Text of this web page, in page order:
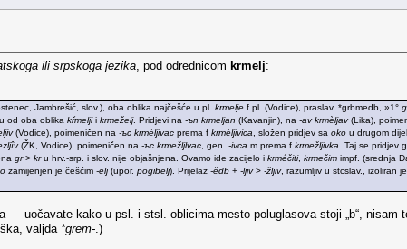
ili srpskoga jezika , pod odrednicom krmelj:
Jambrešić, slov.), oba oblika najčešće u pl. krmelje f pl. (Vodice), praslav. *grbmedb, »1°
od oba oblika křmeljii krmeželj. Pridjevi na -ъn krmeljan (Kavanjin), na -av krmèljav(Lika),
(Vodice), poimeničen na -ъс krmèljivac prema f krmèljivica , složen pridjev sa oko u drugom
(ŽK, Vodice), poimeničen na -ъс krmežljlvac , gen. -ivca m prema f krmežljivka . Taj se pridjev
gr> kru hrv.-srp. i slov. nije objašnjena. Ovamo ide zacijelo i krméčiti, krmečim impf. (srednja
zamijenjen je češćim -elj(upor. pogibelj). Prijelaz -ědb + -ljiv> -žljiv, razumljiv u stcslav., izoliran
— uočavate kako u psl. i stsl. oblicima mesto poluglasova stoji „b“, nisam
valjda *grem- .)